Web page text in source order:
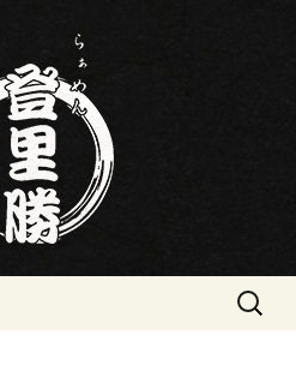
司・ラーメン屋
(とりかつ)のブ
)のブログです
検